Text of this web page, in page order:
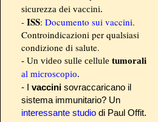
sicurezza dei vaccini.
- ISS: Documento sui vaccini.
Controindicazioni per qualsiasi
condizione di salute.
- Un video sulle cellule tumorali
al microscopio.
- I vaccini sovraccaricano il
sistema immunitario? Un
interessante studio di Paul Offit.